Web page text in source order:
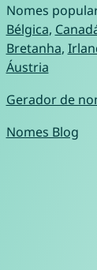
Nomes
Bélgica,
Bretanha,
Áustria
Gerador de
Nomes Blog